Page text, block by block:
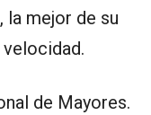
la mejor de su
velocidad.
de Mayores.